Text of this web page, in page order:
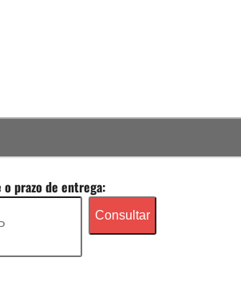
prazo de entrega:
Consultar